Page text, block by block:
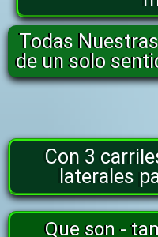
Todas
de un solo
Con 3
laterales
Que son -